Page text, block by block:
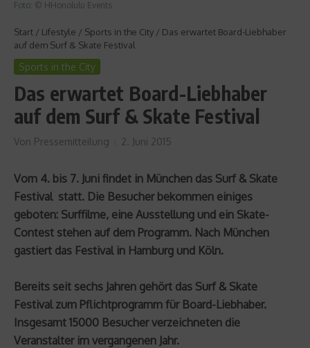
Foto: © HHonolulu Events
Start / Lifestyle / Sports in the City / Das erwartet Board-Liebhaber
auf dem Surf & Skate Festival
Sports in the City
Das erwartet Board-Liebhaber
auf dem Surf & Skate Festival
Von Pressemitteilung 2. Juni 2015
Vom 4. bis 7. Juni findet in München das Surf & Skate
Festival statt. Die Besucher bekommen einiges
geboten: Surffilme, eine Ausstellung und ein Skate-
Contest stehen auf dem Programm. Nach München
gastiert das Festival in Hamburg und Köln.
Bereits seit sechs Jahren gehört das Surf & Skate
Festival zum Pflichtprogramm für Board-Liebhaber.
Insgesamt 15000 Besucher verzeichneten die
Veranstalter im vergangenen Jahr.